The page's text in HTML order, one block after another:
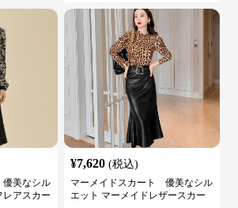
美なシル
レアスカー
¥7,620 (税込)
マーメイドスカート 優美なシル
エット マーメイドレザースカー